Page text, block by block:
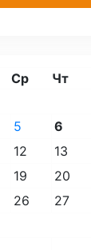
Ср Чт
5 6
12 13
19 20
26 27